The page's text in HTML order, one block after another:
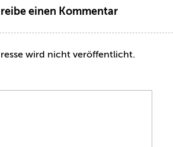
einen Kommentar
wird nicht veröffentlicht.